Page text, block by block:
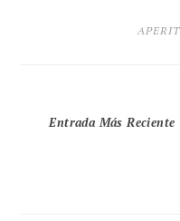
Entrada Más Reciente